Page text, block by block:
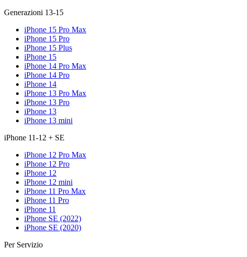
Generazioni 13-15
iPhone 15 Pro Max
iPhone 15 Pro
iPhone 15 Plus
iPhone 15
iPhone 14 Pro Max
iPhone 14 Pro
iPhone 14
iPhone 13 Pro Max
iPhone 13 Pro
iPhone 13
iPhone 13 mini
iPhone 11-12 + SE
iPhone 12 Pro Max
iPhone 12 Pro
iPhone 12
iPhone 12 mini
iPhone 11 Pro Max
iPhone 11 Pro
iPhone 11
iPhone SE (2022)
iPhone SE (2020)
Per Servizio